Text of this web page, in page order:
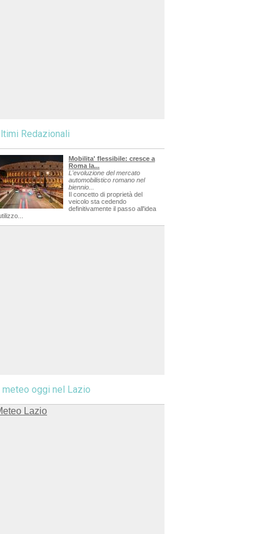
Redazionali
Mobilita' flessibile: cresce a
Roma la...
L'evoluzione del mercato
automobilistico romano nel
biennio...
Il concetto di proprietà del
veicolo sta cedendo
definitivamente il passo all'idea
meteo oggi nel Lazio